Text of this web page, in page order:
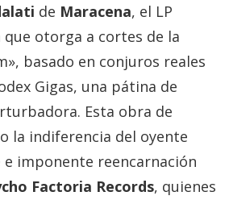
de Maracena, el LP
otorga a cortes de la
basado en conjuros reales
Gigas, una pátina de
Esta obra de
la indiferencia del oyente
imponente reencarnación
Factoria Records, quienes